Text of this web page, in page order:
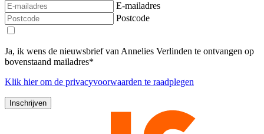
E-mailadres
Postcode
Ja, ik wens de nieuwsbrief van Annelies Verlinden te ontvangen op
bovenstaand mailadres*
Klik hierom de privacyvoorwaarden te raadplegen